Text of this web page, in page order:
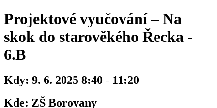
Projektové vyučování – Na
skok do starověkého Řecka -
6.B
Kdy: 9. 6. 2025 8:40 - 11:20
Kde: ZŠ Borovany